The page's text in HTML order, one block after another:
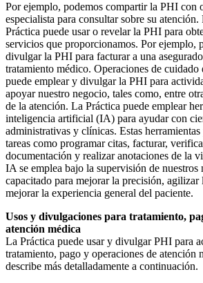
Por ejemplo, podemos compartir la PHI con
especialista para consultar sobre su
Práctica puede usar o revelar la PHI para
servicios que proporcionamos. Por ejemplo,
divulgar la PHI para facturar a una
tratamiento médico. Operaciones de cuidado
puede emplear y divulgar la PHI para
apoyar nuestro negocio, tales como, entre
de la atención. La Práctica puede emplear
inteligencia artificial (IA) para ayudar con
administrativas y clínicas. Estas
tareas como programar citas, facturar,
documentación y realizar anotaciones de la
IA se emplea bajo la supervisión de nuestros
capacitado para mejorar la precisión, agilizar
mejorar la experiencia general del paciente.
Usos y divulgaciones para tratamiento,
atención médica
La Práctica puede usar y divulgar PHI para
tratamiento, pago y operaciones de atención
describe más detalladamente a continuación.